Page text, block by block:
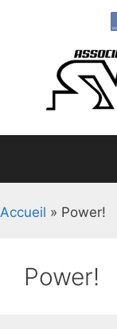
Accueil » Power!
Power!